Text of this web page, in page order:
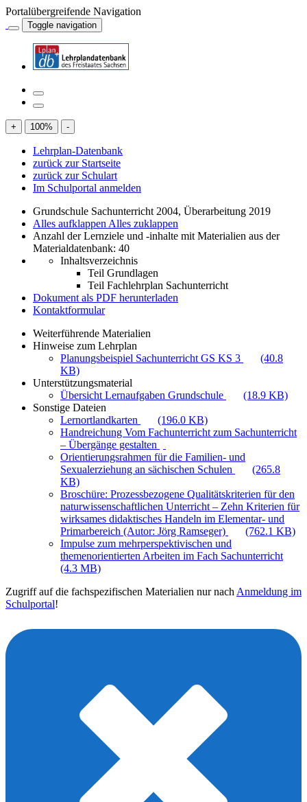
Portalübergreifende Navigation
Toggle navigation
+ 100% -
Lehrplan-Datenbank
zurück zur Startseite
zurück zur Schulart
Im Schulportal anmelden
Grundschule Sachunterricht 2004, Überarbeitung 2019
Alles aufklappen Alles zuklappen
Anzahl der Lernziele und -inhalte mit Materialien aus der
Materialdatenbank: 40
Inhaltsverzeichnis
Teil Grundlagen
Teil Fachlehrplan Sachunterricht
Dokument als PDF herunterladen
Kontaktformular
Weiterführende Materialien
Hinweise zum Lehrplan
Planungsbeispiel Sachunterricht GS KS 3
(40.8
KB)
Unterstützungsmaterial
Übersicht Lernaufgaben Grundschule
(18.9 KB)
Sonstige Dateien
Lernortlandkarten
(196.0 KB)
Handreichung Vom Fachunterricht zum Sachunterricht
– Übergänge gestalten
Orientierungsrahmen für die Familien- und
Sexualerziehung an sächischen Schulen
(265.8
KB)
Broschüre: Prozessbezogene Qualitätskriterien für den
naturwissenschaftlichen Unterricht – Zehn Kriterien für
wirksames didaktisches Handeln im Elementar- und
Primarbereich (Autor: Jörg Ramseger)
(762.1 KB)
Impulse zum mehrperspektivischen und
themenorientierten Arbeiten im Fach Sachunterricht
(4.3 MB)
Zugriff auf die fachspezifischen Materialien nur nach Anmeldung im
Schulportal!